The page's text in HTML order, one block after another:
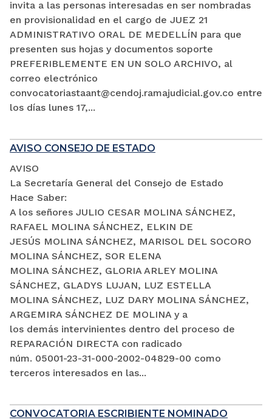
invita a las personas interesadas en ser nombradas
en provisionalidad en el cargo de JUEZ 21
ADMINISTRATIVO ORAL DE MEDELLÍN para que
presenten sus hojas y documentos soporte
PREFERIBLEMENTE EN UN SOLO ARCHIVO, al
correo electrónico
convocatoriastaant@cendoj.ramajudicial.gov.co entre
los días lunes 17,...
AVISO CONSEJO DE ESTADO
AVISO
La Secretaría General del Consejo de Estado
Hace Saber:
A los señores JULIO CESAR MOLINA SÁNCHEZ,
RAFAEL MOLINA SÁNCHEZ, ELKIN DE
JESÚS MOLINA SÁNCHEZ, MARISOL DEL SOCORO
MOLINA SÁNCHEZ, SOR ELENA
MOLINA SÁNCHEZ, GLORIA ARLEY MOLINA
SÁNCHEZ, GLADYS LUJAN, LUZ ESTELLA
MOLINA SÁNCHEZ, LUZ DARY MOLINA SÁNCHEZ,
ARGEMIRA SÁNCHEZ DE MOLINA y a
los demás intervinientes dentro del proceso de
REPARACIÓN DIRECTA con radicado
núm. 05001-23-31-000-2002-04829-00 como
terceros interesados en las...
CONVOCATORIA ESCRIBIENTE NOMINADO